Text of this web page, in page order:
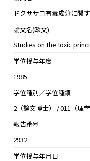
ドクササコ有毒成分に関
論文名(欧文)
Studies on the toxic
学位授与年度
1985
学位種別／学位種類
2（論文博士） / 011（理学
報告番号
2932
学位授与年月日